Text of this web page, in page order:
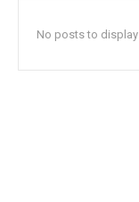
No posts to display